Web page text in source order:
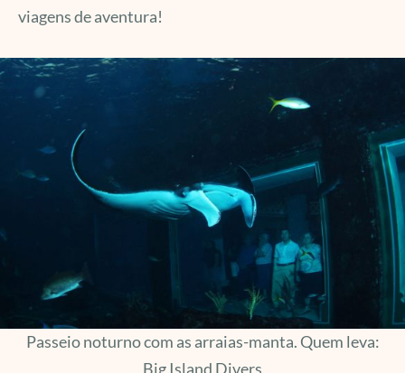
viagens de aventura!
Passeio noturno com as arraias-manta. Quem leva:
Big Island Divers